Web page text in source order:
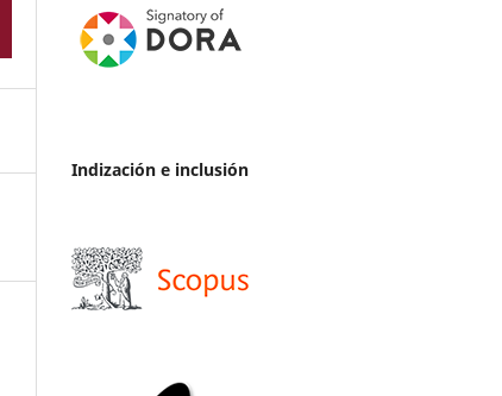
Indización e inclusión